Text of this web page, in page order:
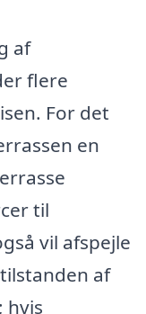
af
flere
For det
en
til
vil afspejle
af
hvis